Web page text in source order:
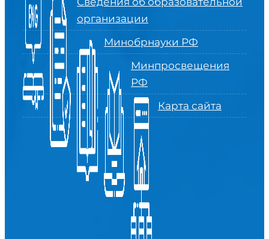
организации
Минобрнауки РФ
Минпросвещения
РФ
Карта сайта